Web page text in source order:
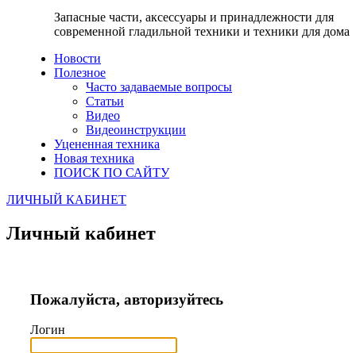
Запасные части, аксессуары и принадлежности для
современной гладильной техники и техники для дома
Новости
Полезное
Часто задаваемые вопросы
Статьи
Видео
Видеоинструкции
Уцененная техника
Новая техника
ПОИСК ПО САЙТУ
ЛИЧНЫЙ КАБИНЕТ
Личный кабинет
Пожалуйста, авторизуйтесь
Логин